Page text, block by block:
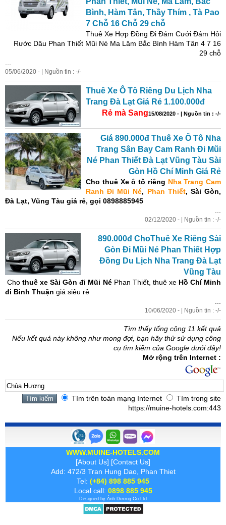
Bình, Hàm Tân, Thầy Thím , Tà Pao
7 Chỗ 16 Chỗ 29 chỗ
Thuê Xe Hợp Đồng Đi Đám Cưới Đám Hỏi
Rước Dâu Phan Thiết Mũi Né Ma Lâm Bắc Bình Hàm Tân 4 7 16
29 chỗ
05/06/2020 - | Nguồn tin : -/-
Thuê Xe Ô Tô Riêng Du Lịch Nha
Trang Đà Lạt Giá Rẻ 1.100.000đ
Rẻ mà Sang15/08/2020 - | Nguồn tin : -/-
Giá 890.000đ Thuê Xe Ô Tô Nha
Trang Sân Bay Cam Ranh Đi Mũi
Né Phan Thiết Đà Lạt Vũng Tàu Sài
Gòn Hồ Chí Minh Giá Rẻ
Cho thuê Xe ô tô riêng Nha Trang Cam
Ranh Đi Mũi Né, Phan Thiết, Sài Gòn,
Đà Lạt, Vũng Tàu giá rẻ, gọi 0898885945
02/12/2020 - | Nguồn tin : -/-
890.000đ ChoThuê Xe Riêng Sài
Gòn Đi Mũi Né Phan Thiết Hợp
Đồng Du Lịch Nha Trang Đà Lạt
Vũng Tàu
Chothuê xe Sài Gòn đi Mũi NéPhan Thiết, thuê xe Hồ Chí Minh
đi Bình Thuận giá siêu rẻ
10/06/2020 - | Nguồn tin : -/-
Tìm thấy tổng cộng 11 kết quả
Nếu kết quả này không như mong đợi, bạn hãy thử sử dụng công
cụ tìm kiếm của Google dưới đây!
Mở rộng trên Internet :
Tìm trên toàn mạng Internet
Tìm trong site
https://muine-hotels.com:443
WWW.MUINE-HOTELS.COM
[About Us] [Contact Us]
Add: 472/3 Tran Hung Dao, Phan Thiet
Tel: (+84) 898 885 945
Local call: 0898 885 945
Designed by Ánh Dương Co.Ltd